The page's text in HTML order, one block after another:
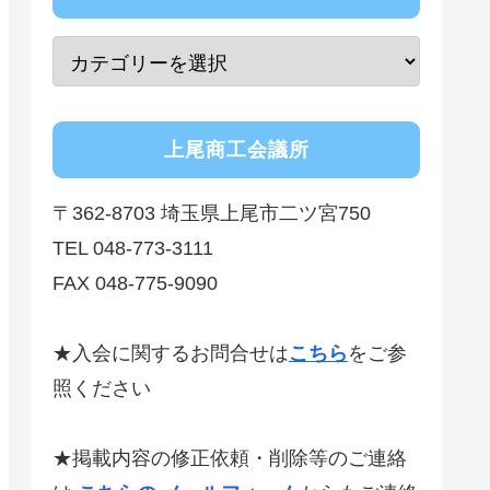
上尾商工会議所
〒362-8703 埼玉県上尾市二ツ宮750
TEL 048-773-3111
FAX 048-775-9090
★入会に関するお問合せはこちら をご参
照ください
★掲載内容の修正依頼・削除等のご連絡